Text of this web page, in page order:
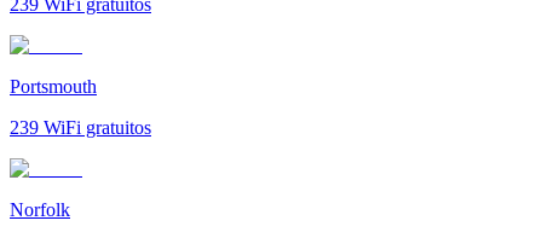
Portsmouth
239 WiFi gratuitos
Norfolk